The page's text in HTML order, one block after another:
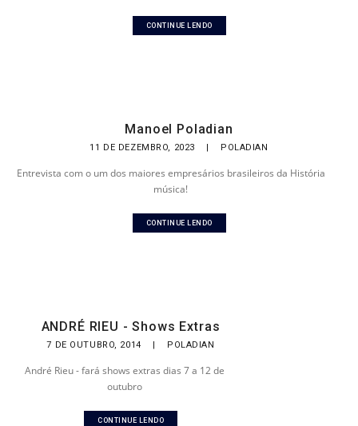
CONTINUE LENDO
Manoel Poladian
11 DE DEZEMBRO, 2023 | POLADIAN
Entrevista com o um dos maiores empresários brasileiros da História
música!
CONTINUE LENDO
ANDRÉ RIEU - Shows Extras
7 DE OUTUBRO, 2014 | POLADIAN
André Rieu - fará shows extras dias 7 a 12 de
outubro
CONTINUE LENDO